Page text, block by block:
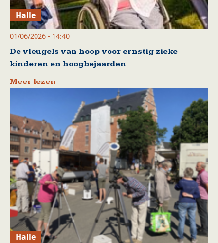
Halle
01/06/2026 - 14:40
De vleugels van hoop voor ernstig zieke
kinderen en hoogbejaarden
Meer lezen
Halle